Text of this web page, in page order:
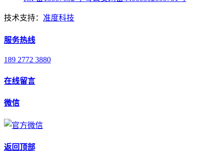
技术支持： 准度科技
服务热线
189 2772 3880
在线留言
微信
返回顶部